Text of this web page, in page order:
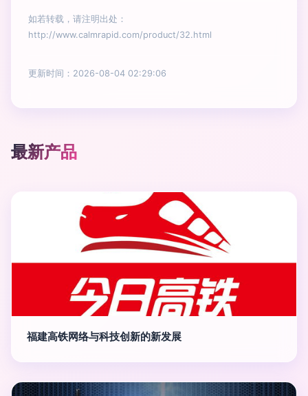
如若转载，请注明出处：
http://www.calmrapid.com/product/32.html
更新时间：2026-08-04 02:29:06
最新产品
福建高铁网络与科技创新的新发展